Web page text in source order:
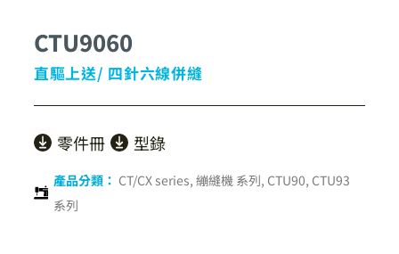
CTU9060
直驅上送/ 四針六線併縫
零件冊 型錄
產品分類： CT/CX series, 繃縫機 系列, CTU90, CTU93
系列